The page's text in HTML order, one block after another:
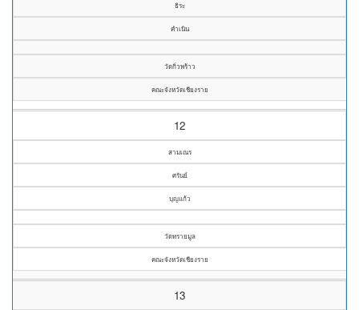
ธิระ
คำเนิน
วัดกิ่วพร้าว
คณะจังหวัดเชียงราย
12
สามเณร
ศรันย์
บุญแก้ว
วัดทรายมูล
คณะจังหวัดเชียงราย
13